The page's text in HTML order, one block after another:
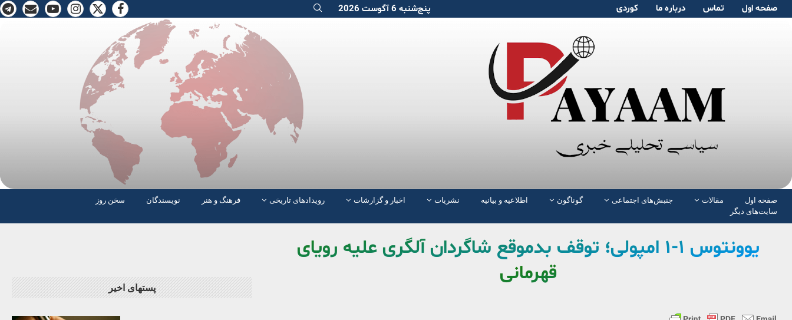
صفحە اول تماس دربارە ما کوردی پنج‌شنبه 6 آگوست 2026
صفحە اول مقالات جنبش‌های اجتماعی گوناگون اطلاعیه و بیانیه نشریات اخبار و گزارشات رویدادهای تاریخی فرهنگ و هنر نویسندگان
سخن روز
سایت‌های دیگر
یوونتوس ۱-۱ امپولی؛ توقف بدموقع شاگردان آلگری علیه رویای
قهرمانی
پستهای اخیر